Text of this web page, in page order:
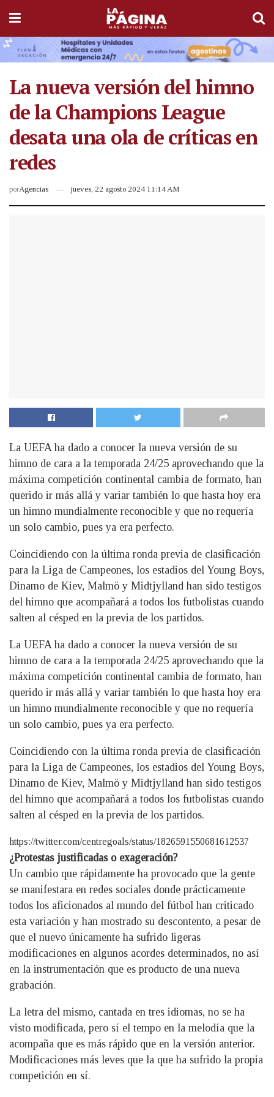
La nueva versión del himno
de la Champions League
desata una ola de críticas en
redes
porAgencias jueves, 22 agosto 2024 11:14 AM
La UEFA ha dado a conocer la nueva versión de su
himno de cara a la temporada 24/25 aprovechando que la
máxima competición continental cambia de formato, han
querido ir más allá y variar también lo que hasta hoy era
un himno mundialmente reconocible y que no requería
un solo cambio, pues ya era perfecto.
Coincidiendo con la última ronda previa de clasificación
para la Liga de Campeones, los estadios del Young Boys,
Dinamo de Kiev, Malmö y Midtjylland han sido testigos
del himno que acompañará a todos los futbolistas cuando
salten al césped en la previa de los partidos.
La UEFA ha dado a conocer la nueva versión de su
himno de cara a la temporada 24/25 aprovechando que la
máxima competición continental cambia de formato, han
querido ir más allá y variar también lo que hasta hoy era
un himno mundialmente reconocible y que no requería
un solo cambio, pues ya era perfecto.
Coincidiendo con la última ronda previa de clasificación
para la Liga de Campeones, los estadios del Young Boys,
Dinamo de Kiev, Malmö y Midtjylland han sido testigos
del himno que acompañará a todos los futbolistas cuando
salten al césped en la previa de los partidos.
https://twitter.com/centregoals/status/1826591550681612537
¿Protestas justificadas o exageración?
Un cambio que rápidamente ha provocado que la gente
se manifestara en redes sociales donde prácticamente
todos los aficionados al mundo del fútbol han criticado
esta variación y han mostrado su descontento, a pesar de
que el nuevo únicamente ha sufrido ligeras
modificaciones en algunos acordes determinados, no así
en la instrumentación que es producto de una nueva
grabación.
La letra del mismo, cantada en tres idiomas, no se ha
visto modificada, pero sí el tempo en la melodía que la
acompaña que es más rápido que en la versión anterior.
Modificaciones más leves que la que ha sufrido la propia
competición en sí.